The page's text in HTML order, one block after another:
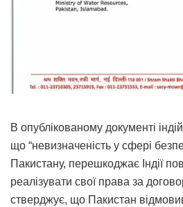
В опублікованому документі
що “невизначеність у сфері
Пакистану, перешкоджає Індії
реалізувати свої права за
стверджує, що Пакистан